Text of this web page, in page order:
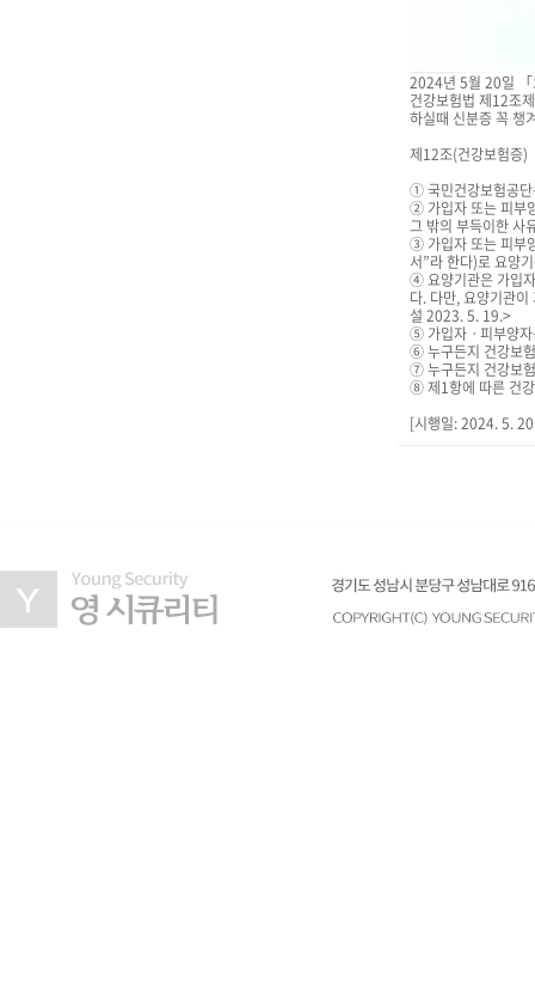
2024년 5월 20일 「
건강보험법 제12조
하실때 신분증 꼭 챙
제12조(건강보험증)
① 국민건강보험공단
② 가입자 또는 피부
그 밖의 부득이한 사
③ 가입자 또는 피부
서”라 한다)로 요양
④ 요양기관은 가입
다. 다만, 요양기관
설 2023. 5. 19.>
⑤ 가입자ㆍ피부양자
⑥ 누구든지 건강보
⑦ 누구든지 건강보
⑧ 제1항에 따른 건
[시행일: 2024. 5.